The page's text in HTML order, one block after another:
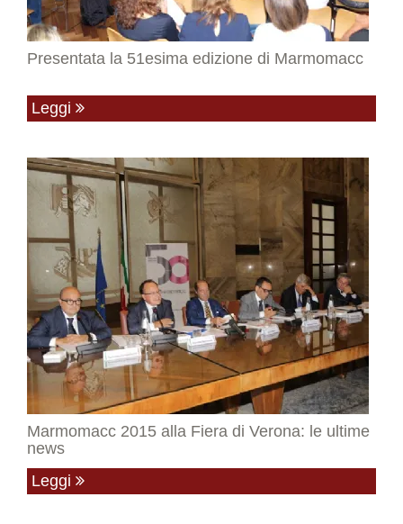
Presentata la 51esima edizione di Marmomacc
Leggi
Marmomacc 2015 alla Fiera di Verona: le ultime
news
Leggi